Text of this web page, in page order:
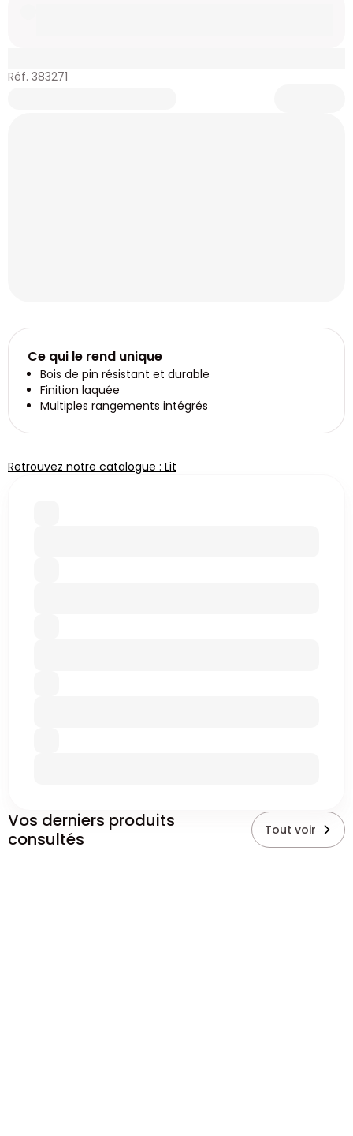
Réf. 383271
Ce qui le rend unique
Bois de pin résistant et durable
Finition laquée
Multiples rangements intégrés
Retrouvez notre catalogue : Lit
Vos derniers produits
consultés
Tout voir